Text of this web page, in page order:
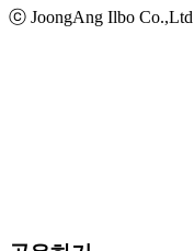
ⓒ JoongAng Ilbo Co.,Ltd